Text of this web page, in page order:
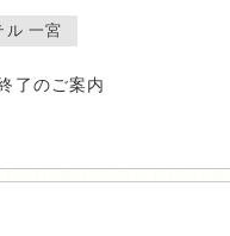
ル 一宮
了のご案内